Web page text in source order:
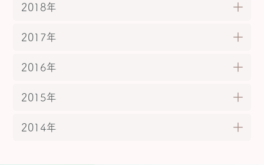
2018年
2017年
2016年
2015年
2014年